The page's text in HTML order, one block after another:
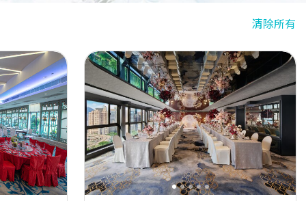
清除所有
Next Previous Next